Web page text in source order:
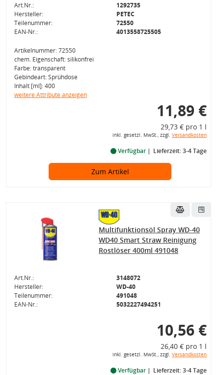
Art.Nr.:
1292735
Hersteller:
PETEC
Teilenummer:
72550
EAN-Nr.:
4013558725505
Artikelnummer: 72550
chem. Eigenschaft: silikonfrei
Farbe: transparent
Gebindeart: Sprühdose
Inhalt [ml]: 400
weitere Attribute anzeigen
11,89 €
29,73 € pro 1 l
inkl. gesetzl. MwSt., zzgl. Versandkosten
Verfügbar Lieferzeit: 3-4 Tage
Zum Artikel
Multifunktionsöl Spray WD-40
WD40 Smart Straw Reinigung
Rostlöser 400ml 491048
Art.Nr.:
3148072
Hersteller:
WD-40
Teilenummer:
491048
EAN-Nr.:
5032227494251
10,56 €
26,40 € pro 1 l
inkl. gesetzl. MwSt., zzgl. Versandkosten
Verfügbar Lieferzeit: 3-4 Tage